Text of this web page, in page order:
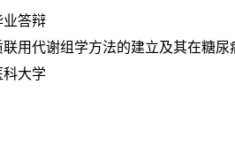
业答辩
用代谢组学方法的建立及其在糖尿
科大学